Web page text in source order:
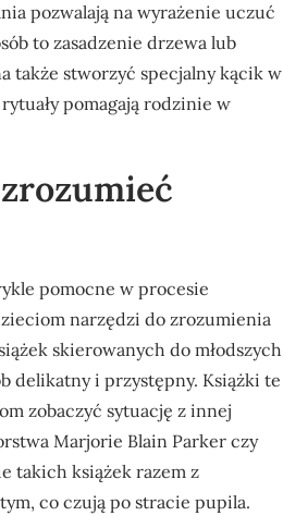
pozwalają na wyrażenie uczuć
to zasadzenie drzewa lub
także stworzyć specjalny kącik w
pomagają rodzinie w
pomocne w procesie
narzędzi do zrozumienia
skierowanych do młodszych
delikatny i przystępny. Książki te
zobaczyć sytuację z innej
Marjorie Blain Parker czy
takich książek razem z
co czują po stracie pupila.